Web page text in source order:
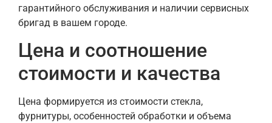
гарантийного обслуживания и наличии сервисных
бригад в вашем городе.
Цена и соотношение
стоимости и качества
Цена формируется из стоимости стекла,
фурнитуры, особенностей обработки и объема